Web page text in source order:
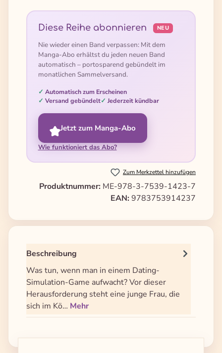
Diese Reihe abonnieren NEU
Nie wieder einen Band verpassen: Mit dem
Manga-Abo erhältst du jeden neuen Band
automatisch – portosparend gebündelt im
monatlichen Sammelversand.
Automatisch zum Erscheinen
Versand gebündelt
Jederzeit kündbar
Jetzt zum Manga-Abo
Wie funktioniert das Abo?
Zum Merkzettel hinzufügen
Produktnummer: ME-978-3-7539-1423-7
EAN: 9783753914237
Beschreibung
Was tun, wenn man in einem Dating-
Simulation-Game aufwacht? Vor dieser
Herausforderung steht eine junge Frau, die
sich im Kö… Mehr